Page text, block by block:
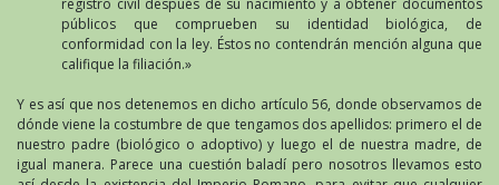
registro civil después de su nacimiento y a obtener documentos
públicos que comprueben su identidad biológica, de
conformidad con la ley. Éstos no contendrán mención alguna que
califique la filiación.»
Y es así que nos detenemos en dicho artículo 56, donde observamos de
dónde viene la costumbre de que tengamos dos apellidos: primero el de
nuestro padre (biológico o adoptivo) y luego el de nuestra madre, de
igual manera. Parece una cuestión baladí pero nosotros llevamos esto